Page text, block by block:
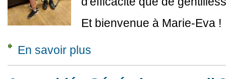
Et bienvenue à Marie-Eva !
En savoir plus